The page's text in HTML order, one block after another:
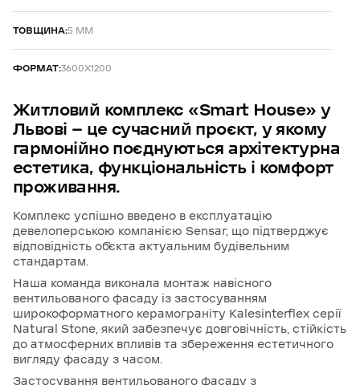
ТОВЩИНА:5 ММ
ФОРМАТ:3600Х1200
Житловий комплекс «Smart House» у
Львові — це сучасний проєкт, уякому
гармонійно поєднуються архітектурна
естетика, функціональність і комфорт
проживання.
Комплекс успішно введено в експлуатацію
девелоперською компанією Sensar, що підтверджує
відповідність об’єкта актуальним будівельним
стандартам.
Наша команда виконала монтаж навісного
вентильованого фасаду із застосуванням
широкоформатного керамограніту Kalesinterflex серії
Natural Stone, який забезпечує довговічність, стійкість
до атмосферних впливів та збереження естетичного
вигляду фасаду з часом.
Застосування вентильованого фасаду з